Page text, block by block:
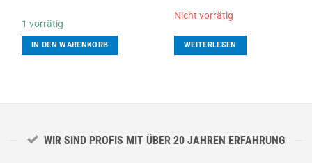
1 vorrätig
IN DEN WARENKORB
Nicht vorrätig
WEITERLESEN
WIR SIND PROFIS MIT ÜBER 20 JAHREN ERFAHRUNG